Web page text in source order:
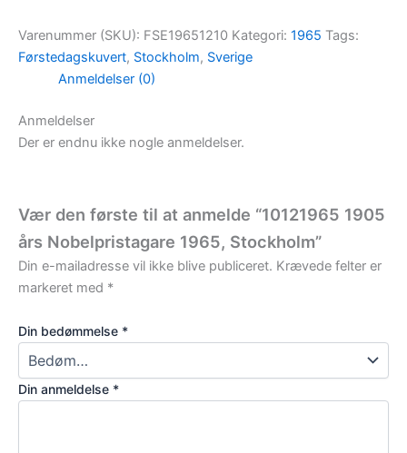
Varenummer (SKU): FSE19651210 Kategori: 1965 Tags:
Førstedagskuvert, Stockholm, Sverige
Anmeldelser (0)
Anmeldelser
Der er endnu ikke nogle anmeldelser.
Vær den første til at anmelde “10121965 1905
års Nobelpristagare 1965, Stockholm”
Din e-mailadresse vil ikke blive publiceret. Krævede felter er
markeret med *
Din bedømmelse *
Din anmeldelse *